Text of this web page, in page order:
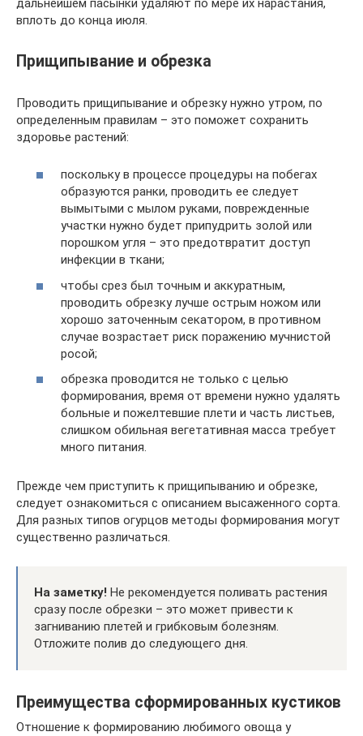
вплоть до конца июля.
Прищипывание и обрезка
Проводить прищипывание и обрезку нужно утром, по
определенным правилам – это поможет сохранить
здоровье растений:
поскольку в процессе процедуры на побегах
образуются ранки, проводить ее следует
вымытыми с мылом руками, поврежденные
участки нужно будет припудрить золой или
порошком угля – это предотвратит доступ
инфекции в ткани;
чтобы срез был точным и аккуратным,
проводить обрезку лучше острым ножом или
хорошо заточенным секатором, в противном
случае возрастает риск поражению мучнистой
росой;
обрезка проводится не только с целью
формирования, время от времени нужно удалять
больные и пожелтевшие плети и часть листьев,
слишком обильная вегетативная масса требует
много питания.
Прежде чем приступить к прищипыванию и обрезке,
следует ознакомиться с описанием высаженного сорта.
Для разных типов огурцов методы формирования могут
существенно различаться.
На заметку! Не рекомендуется поливать растения
сразу после обрезки – это может привести к
загниванию плетей и грибковым болезням.
Отложите полив до следующего дня.
Преимущества сформированных кустиков
Отношение к формированию любимого овоща у